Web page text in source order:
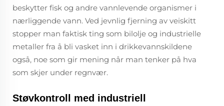
beskytter fisk og andre vannlevende organismer i
nærliggende vann. Ved jevnlig fjerning av veiskitt
stopper man faktisk ting som bilolje og industrielle
metaller fra å bli vasket inn i drikkevannskildene
også, noe som gir mening når man tenker på hva
som skjer under regnvær.
Støvkontroll med industriell